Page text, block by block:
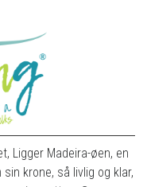
Ligger Madeira-øen, en
krone, så livlig og klar,